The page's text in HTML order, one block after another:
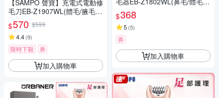
【SAMPO 聲寶】充電式電動修
毛刀EB-Z1907WL(體毛/腋毛/
私密毛/胸毛)
$570 $599
4.4(9)
限時下殺 券
加入購物車
腋毛/私密毛)
$368
5 (5)
券
加入購物車